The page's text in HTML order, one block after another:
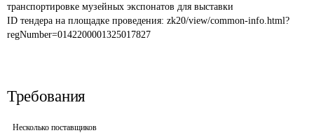
ID тендера на площадке проведения: zk20/view/common-info.html?
regNumber=0142200001325017827
Требования
Несколько поставщиков